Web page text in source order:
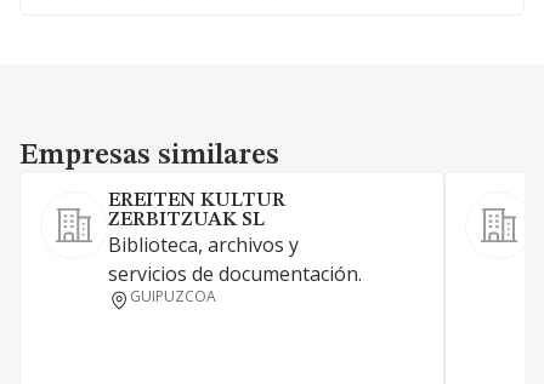
Empresas similares
Empresas similares
EREITEN KULTUR
ZERBITZUAK SL
Biblioteca, archivos y
servicios de documentación.
GUIPUZCOA